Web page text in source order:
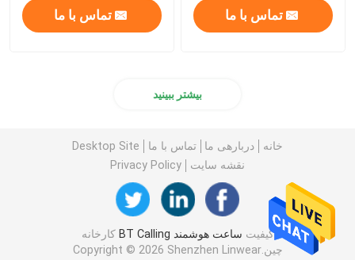
تماس با ما تماس با ما
بیشتر ببینید
خانه دربارهی ما تماس با ما
Desktop Site
نقشه سایت
Privacy Policy
کیفیت ساعت هوشمند BT Calling
کارخانه
چین.Copyright © 2026 Shenzhen Linwear